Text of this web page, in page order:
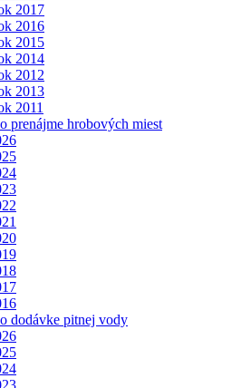
2017
2016
2015
2014
2012
2013
2011
prenájme hrobových miest
dodávke pitnej vody